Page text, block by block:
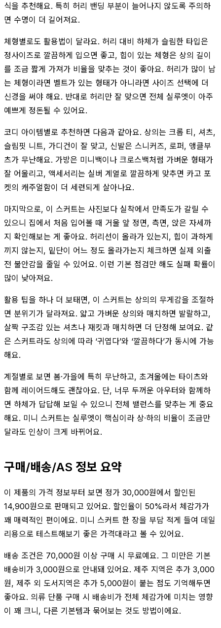
식을 추천해요. 특히 허리 밴딩 부분이 늘어나지 않도록 주의하
면 수명이 더 길어져요.
체형별로도 활용법이 달라요. 허리 대비 하체가 슬림한 타입은
정사이즈로 깔끔하게 입으면 좋고, 힙이 있는 체형은 상의 길이
를 조금 짧게 가져가 비율을 맞추는 것이 좋아요. 허리가 많이 남
는 체형이라면 벨트가 있는 형태가 아니라면 사이즈 선택에 더
신경을 써야 해요. 반대로 허리만 잘 맞으면 전체 실루엣이 아주
예쁘게 정돈될 수 있어요.
코디 아이템별로 추천하면 다음과 같아요. 상의는 크롭 티, 셔츠,
슬림핏 니트, 가디건이 잘 맞고, 신발은 스니커즈, 로퍼, 앵클부
츠가 무난해요. 가방은 미니백이나 크로스백처럼 가벼운 형태가
잘 어울리고, 액세서리는 실버 계열로 깔끔하게 맞추면 카고 포
켓의 캐주얼함이 더 세련되게 살아나요.
마지막으로, 이 스커트는 사진보다 실착에서 만족도가 갈릴 수
있으니 집에서 처음 입어볼 때 거울 앞 정면, 측면, 앉은 자세까
지 확인해보는 게 좋아요. 허리선이 올라가 있는지, 힙이 과하게
끼지 않는지, 밑단이 어느 정도 올라가는지 체크하면 실제 외출
전 불안감을 줄일 수 있어요. 이런 기본 점검만 해도 실패 확률이
많이 낮아져요.
활용 팁을 하나 더 보태면, 이 스커트는 상의의 무게감을 조절하
면 분위기가 달라져요. 얇고 가벼운 상의와 매치하면 발랄하고,
살짝 구조감 있는 셔츠나 재킷과 매치하면 더 단정해 보여요. 같
은 스커트라도 상의에 따라 ‘귀엽다’와 ‘깔끔하다’가 동시에 가능
해요.
계절별로 보면 봄·가을에 특히 무난하고, 초겨울에는 타이츠와
함께 레이어드해도 괜찮아요. 단, 너무 두꺼운 아우터와 함께하
면 하체가 답답해 보일 수 있으니 전체 밸런스를 맞추는 게 중요
해요. 미니 스커트는 실루엣이 핵심이라 상·하의 비율이 조금만
달라도 인상이 크게 바뀌어요.
구매/배송/AS 정보 요약
이 제품의 가격 정보부터 보면 정가 30,000원에서 할인된
14,900원으로 판매되고 있어요. 할인율이 50%라서 체감가가
꽤 매력적인 편이에요. 미니 스커트 한 장을 부담 적게 들여 데일
리용으로 테스트해보기 좋은 가격대라고 볼 수 있어요.
배송 조건은 70,000원 이상 구매 시 무료예요. 그 미만은 기본
배송비가 3,000원으로 안내돼 있어요. 제주 지역은 추가 3,000
원, 제주 외 도서지역은 추가 5,000원이 붙는 점도 기억해두면
좋아요. 의류 단품 구매 시 배송비가 전체 체감가에 미치는 영향
이 꽤 크니, 다른 기본템과 묶어보는 것도 방법이에요.